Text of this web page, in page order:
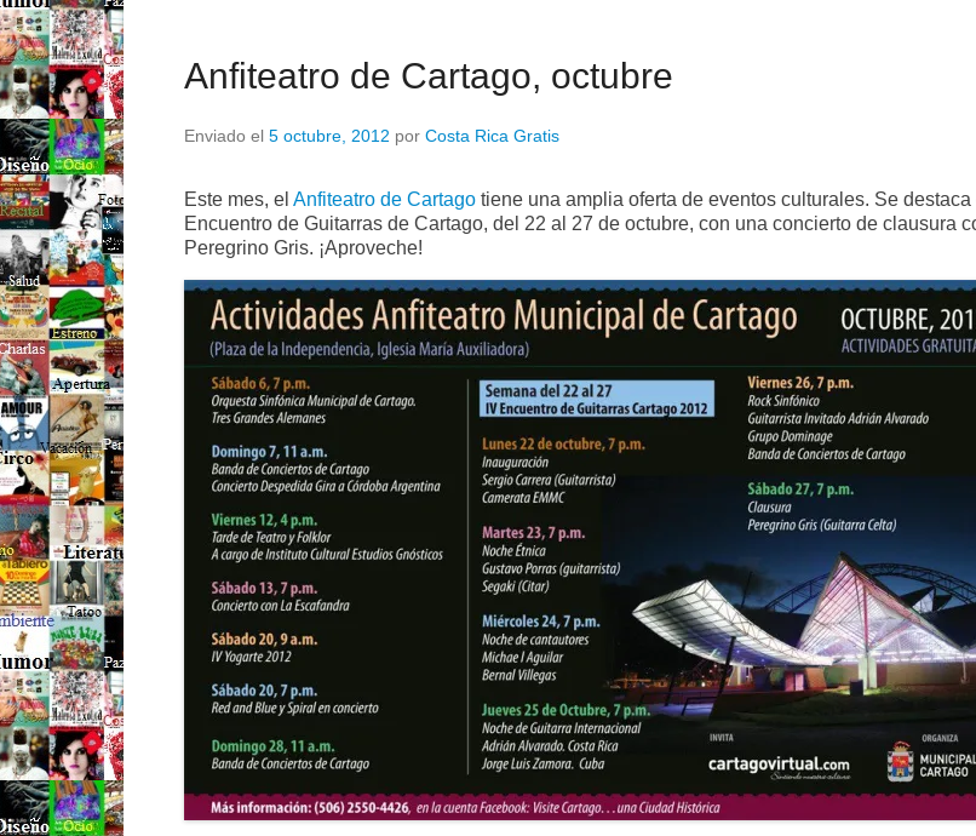
Anfiteatro de Cartago, octubre
Enviado el 5 octubre, 2012 por Costa Rica Gratis
Este mes, el Anfiteatro de Cartago tiene una amplia oferta de eventos culturales. Se destaca
Encuentro de Guitarras de Cartago, del 22 al 27 de octubre, con una concierto de clausura
Peregrino Gris. ¡Aproveche!